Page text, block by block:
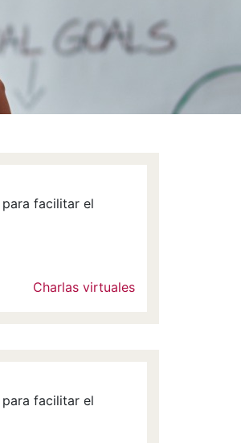
facilitar el
Charlas virtuales
facilitar el